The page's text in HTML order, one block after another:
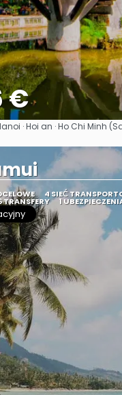
€
Zobacz
· Hoi an · Ho Chi Minh
4 SIEĆ
TRANSFERY 1